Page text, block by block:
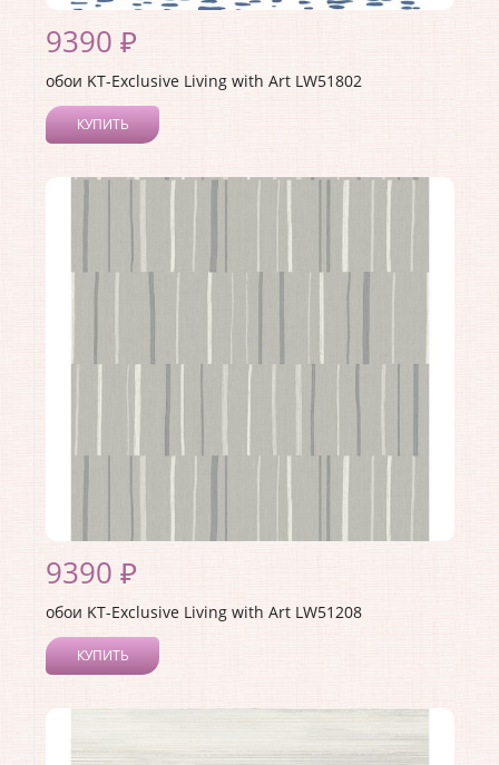
9390 ₽
обои KT-Exclusive Living with Art LW51802
КУПИТЬ
Коллекция:Living with Art
Ширина рулона:
Страна: США
9390 ₽
обои KT-Exclusive Living with Art LW51208
КУПИТЬ
Коллекция:
Living with Art
Ширина рулона: